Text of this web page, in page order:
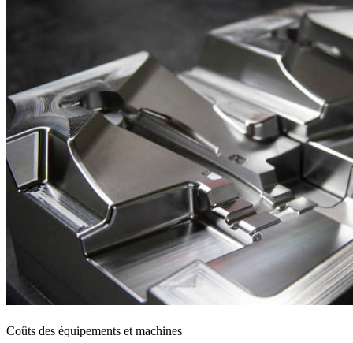
Coûts des équipements et machines